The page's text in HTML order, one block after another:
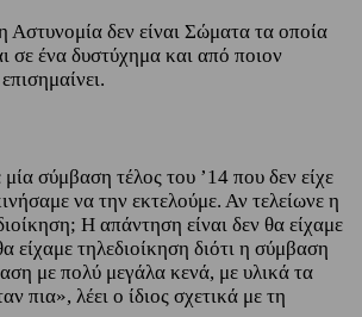
δεν είναι Σώματα τα οποία
σε ένα δυστύχημα και από ποιον
σύμβαση τέλος του ’14 που δεν είχε
να την εκτελούμε. Αν τελείωνε η
Η απάντηση είναι δεν θα είχαμε
είχαμε τηλεδιοίκηση διότι η σύμβαση
με πολύ μεγάλα κενά, με υλικά τα
πια», λέει ο ίδιος σχετικά με τη